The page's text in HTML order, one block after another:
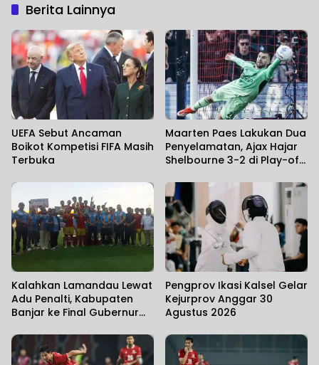
Berita Lainnya
UEFA Sebut Ancaman
Boikot Kompetisi FIFA Masih
Terbuka
Maarten Paes Lakukan Dua
Penyelamatan, Ajax Hajar
Shelbourne 3-2 di Play-off
Kalahkan Lamandau Lewat
Adu Penalti, Kabupaten
Banjar ke Final Gubernur
XXII/KB 2026
Pengprov Ikasi Kalsel Gelar
Kejurprov Anggar 30
Agustus 2026